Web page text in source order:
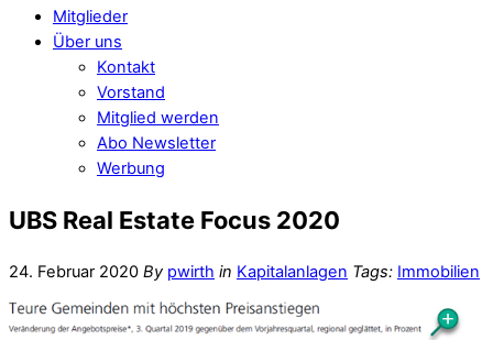
Mitglieder
Über uns
Kontakt
Vorstand
Mitglied werden
Abo Newsletter
Werbung
UBS Real Estate Focus 2020
24. Februar 2020 By pwirth in Kapitalanlagen Tags: Immobilien